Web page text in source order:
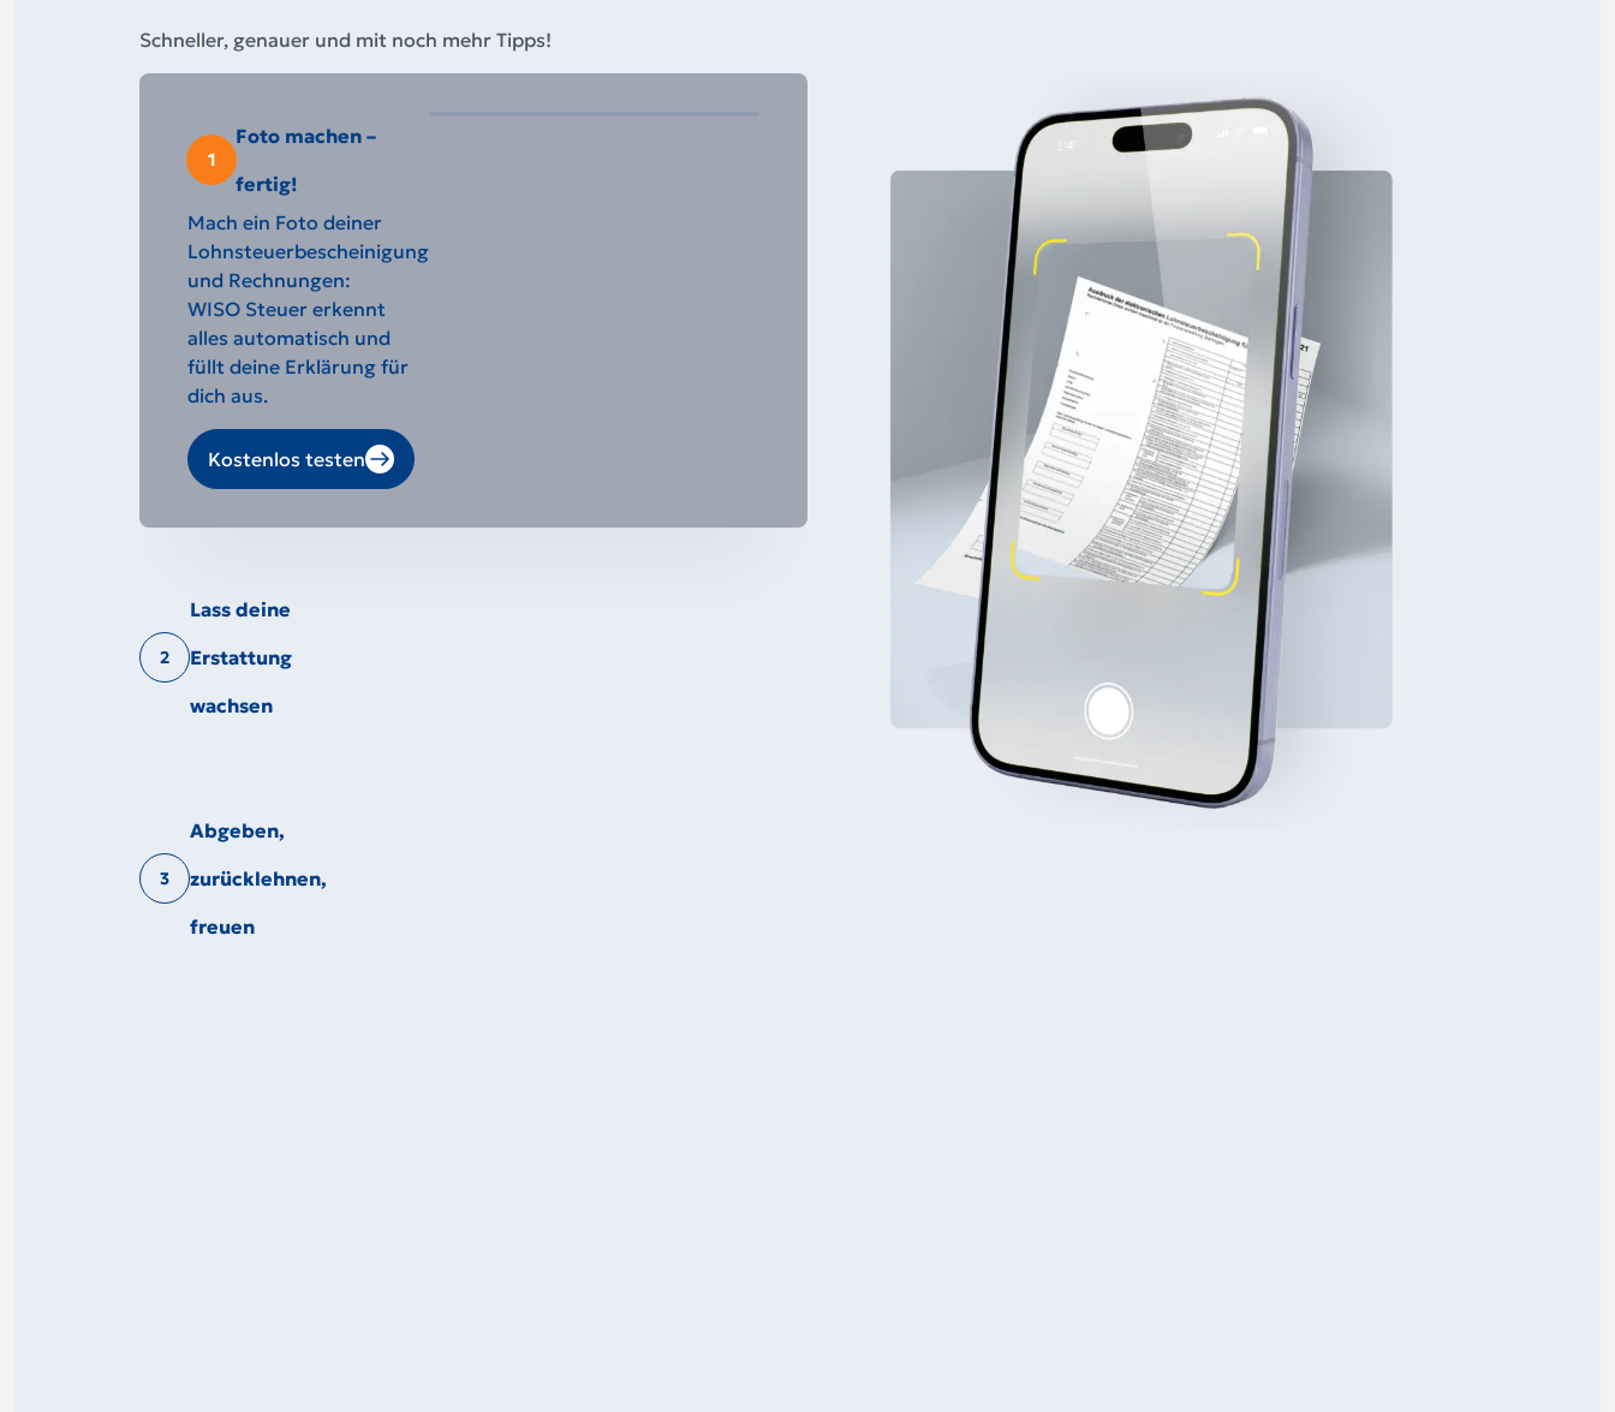
Schneller, genauer und mit noch mehr Tipps!
1
Foto machen –
fertig!
Mach ein Foto deiner
Lohnsteuerbescheinigung
und Rechnungen:
WISO Steuer erkennt
alles automatisch und
füllt deine Erklärung für
dich aus.
Kostenlos testen
2
Lass deine
Erstattung
wachsen
3
Abgeben,
zurücklehnen,
freuen